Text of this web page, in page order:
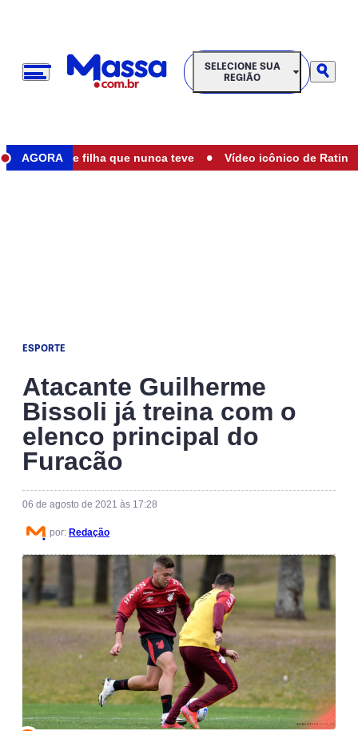
SELECIONE SUA REGIÃO
SELECIONE SUA
REGIÃO
AGORA
mãe de filha que nunca teve • Vídeo icônico de Ratinho
ESPORTE
Atacante Guilherme
Bissoli já treina com o
elenco principal do
Furacão
06 de agosto de 2021 às 17:28
por: Redação